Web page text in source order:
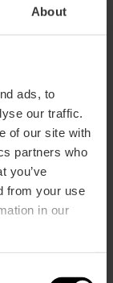
About
ads, to
our traffic.
of our site with
partners who
you’ve
from your use
in our